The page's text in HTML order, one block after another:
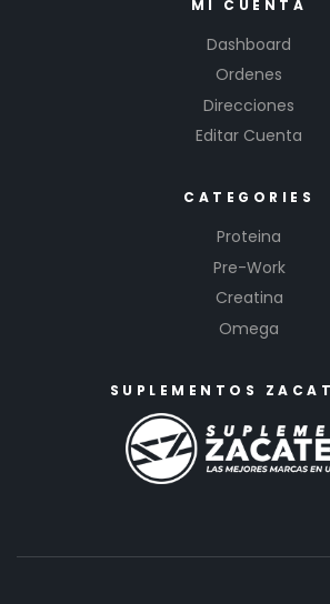
MI CUENTA
Dashboard
Ordenes
Direcciones
Editar Cuenta
CATEGORIES
Proteina
Pre-Work
Creatina
Omega
SUPLEMENTOS